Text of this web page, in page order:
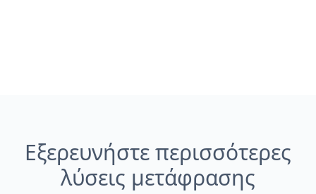
Εξερευνήστε περισσότερες
λύσεις μετάφρασης